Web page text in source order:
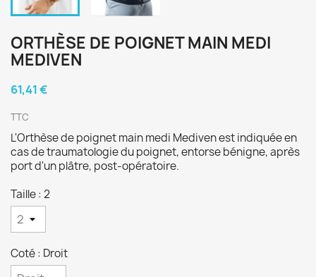
ORTHÈSE DE POIGNET MAIN MEDI
MEDIVEN
61,41 €
TTC
L'Orthèse de poignet main medi Mediven est indiquée en
cas de traumatologie du poignet, entorse bénigne, après
port d'un plâtre, post-opératoire.
Taille : 2
Coté : Droit